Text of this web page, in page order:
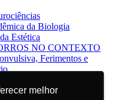
melhor
melhor
da Biologia
Estética
NO CONTEXTO
Ferimentos e